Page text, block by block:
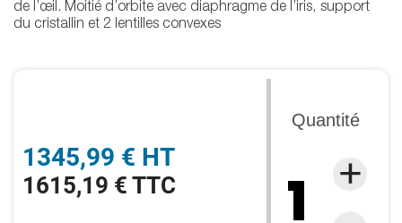
1345,99 € HT
1615,19 € TTC
Quantité
de l’œil. Moitié d’orbite avec diaphragme de l’iris, support
du cristallin et 2 lentilles convexes